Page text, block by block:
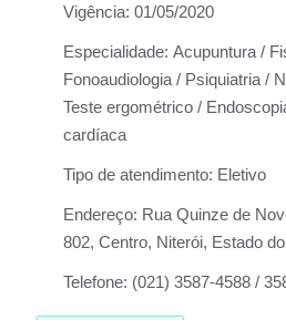
Vigência: 01/05/2020
Especialidade: Acupuntura /
Fonoaudiologia / Psiquiatria /
Teste ergométrico /
cardíaca
Tipo de atendimento: Eletivo
Endereço: Rua Quinze de
802, Centro, Niterói, Estado
Telefone: (021) 3587-4588 /